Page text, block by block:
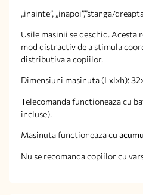
„inainte”, „inapoi”,”stanga/
Usile masinii se deschid. Acesta
mod distractiv de a stimula
distributiva a copiilor.
Dimensiuni masinuta (Lxlxh):
Telecomanda functioneaza cu
incluse).
Masinuta functioneaza cu
Nu se recomanda copiilor cu